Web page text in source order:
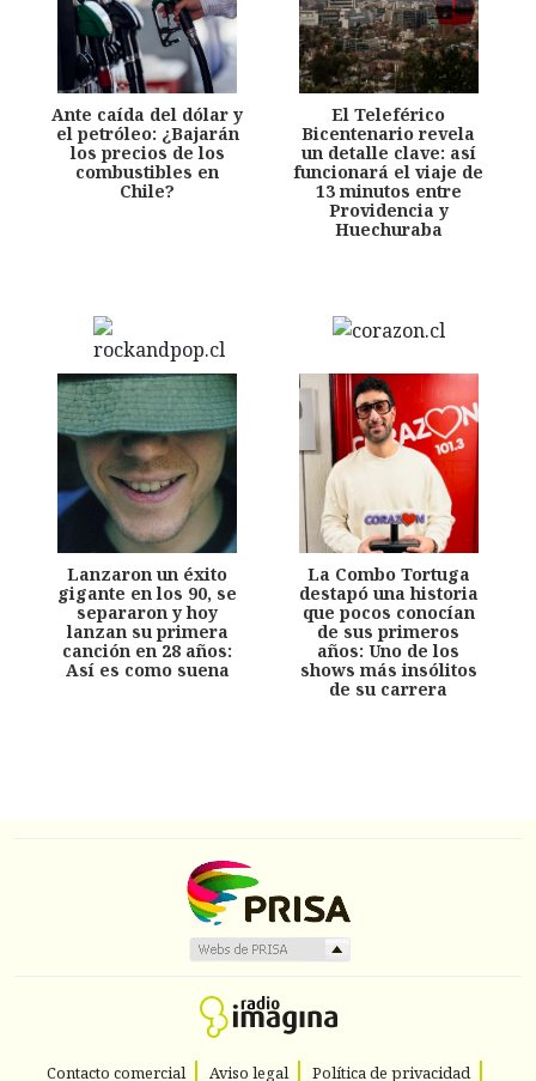
Ante caída del dólar y
el petróleo: ¿Bajarán
los precios de los
combustibles en
Chile?
El Teleférico
Bicentenario revela
un detalle clave: así
funcionará el viaje de
13 minutos entre
Providencia y
Huechuraba
Lanzaron un éxito
gigante en los 90, se
separaron y hoy
lanzan su primera
canción en 28 años:
Así es como suena
La Combo Tortuga
destapó una historia
que pocos conocían
de sus primeros
años: Uno de los
shows más insólitos
de su carrera
Contacto comercial Aviso legal Política de privacidad